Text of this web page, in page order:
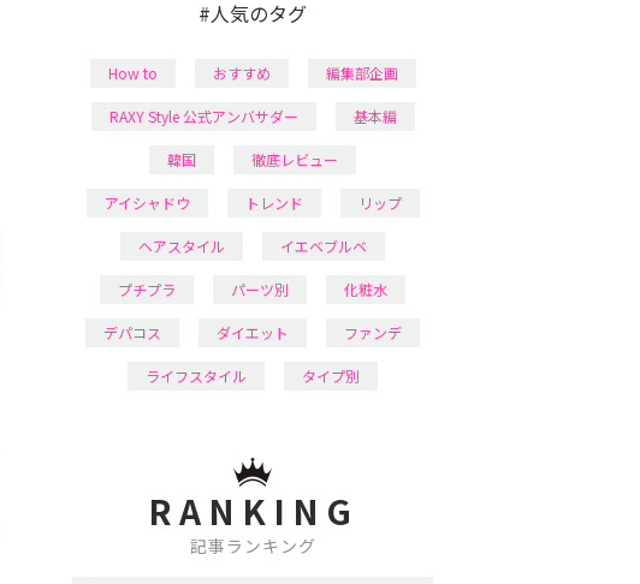
#人気のタグ
How to おすすめ 編集部企画
RAXY Style 公式アンバサダー 基本編
韓国 徹底レビュー
アイシャドウ トレンド リップ
ヘアスタイル イエベブルベ
プチプラ パーツ別 化粧水
デパコス ダイエット ファンデ
ライフスタイル タイプ別
RANKING
記事ランキング